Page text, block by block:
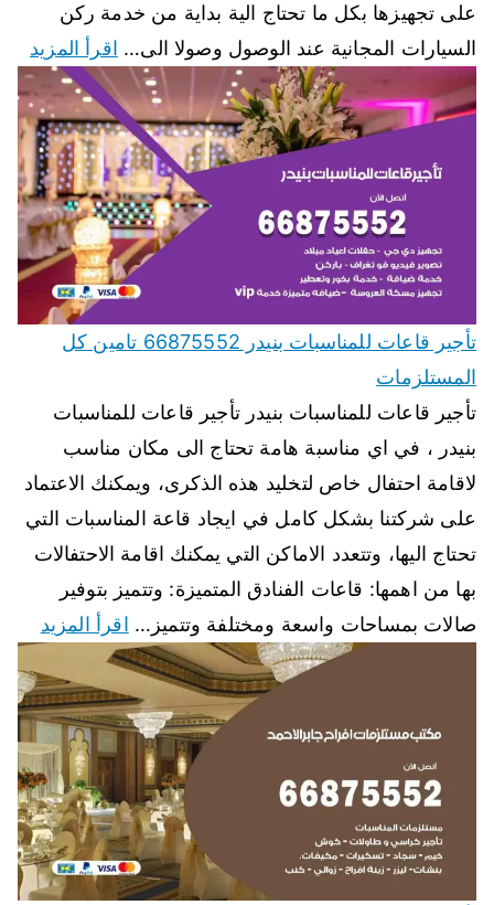
على تجهيزها بكل ما تحتاج الية بداية من خدمة ركن
السيارات المجانية عند الوصول وصولا الى… اقرأ المزيد
تأجير قاعات للمناسبات بنيدر 66875552 تامين كل
المستلزمات
تأجير قاعات للمناسبات بنيدر تأجير قاعات للمناسبات
بنيدر ، في اي مناسبة هامة تحتاج الى مكان مناسب
لاقامة احتفال خاص لتخليد هذه الذكرى، ويمكنك الاعتماد
على شركتنا بشكل كامل في ايجاد قاعة المناسبات التي
تحتاج اليها، وتتعدد الاماكن التي يمكنك اقامة الاحتفالات
بها من اهمها: قاعات الفنادق المتميزة: وتتميز بتوفير
صالات بمساحات واسعة ومختلفة وتتميز… اقرأ المزيد